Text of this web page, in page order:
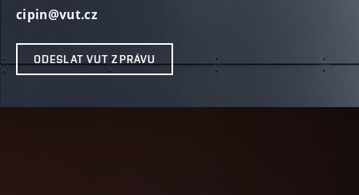
cipin@vut.cz
ODESLAT VUT ZPRÁVU